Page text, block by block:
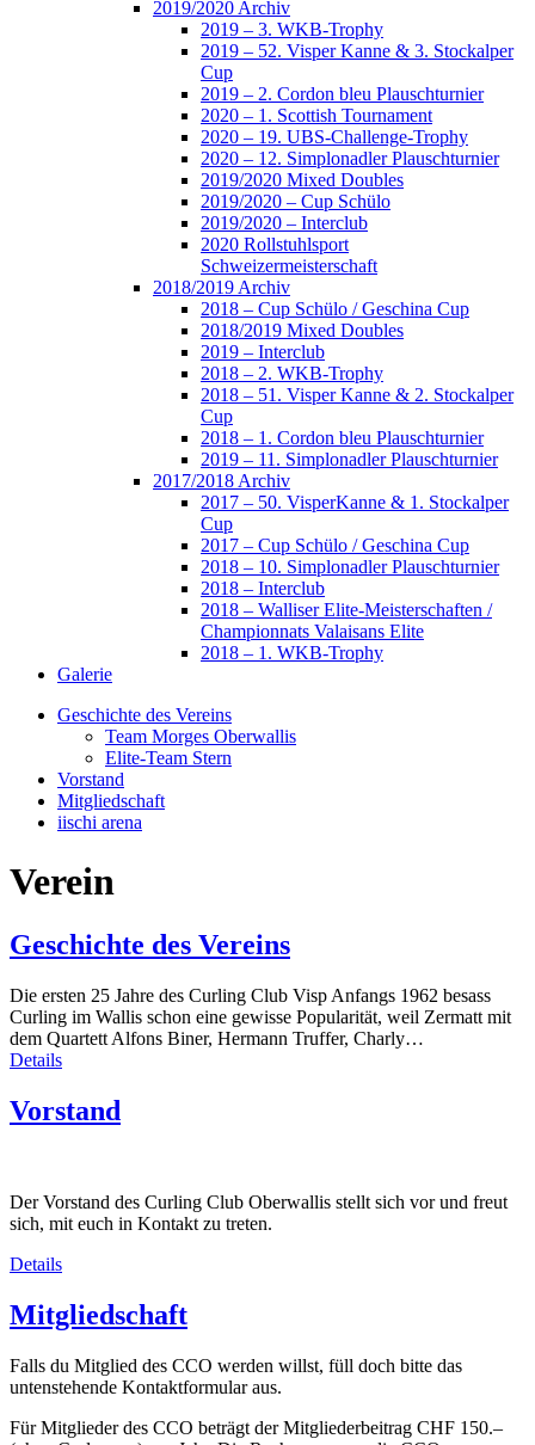
2019/2020 Archiv
2019 – 3. WKB-Trophy
2019 – 52. Visper Kanne & 3. Stockalper
Cup
2019 – 2. Cordon bleu Plauschturnier
2020 – 1. Scottish Tournament
2020 – 19. UBS-Challenge-Trophy
2020 – 12. Simplonadler Plauschturnier
2019/2020 Mixed Doubles
2019/2020 – Cup Schülo
2019/2020 – Interclub
2020 Rollstuhlsport
Schweizermeisterschaft
2018/2019 Archiv
2018 – Cup Schülo / Geschina Cup
2018/2019 Mixed Doubles
2019 – Interclub
2018 – 2. WKB-Trophy
2018 – 51. Visper Kanne & 2. Stockalper
Cup
2018 – 1. Cordon bleu Plauschturnier
2019 – 11. Simplonadler Plauschturnier
2017/2018 Archiv
2017 – 50. VisperKanne & 1. Stockalper
Cup
2017 – Cup Schülo / Geschina Cup
2018 – 10. Simplonadler Plauschturnier
2018 – Interclub
2018 – Walliser Elite-Meisterschaften /
Championnats Valaisans Elite
2018 – 1. WKB-Trophy
Galerie
Geschichte des Vereins
Team Morges Oberwallis
Elite-Team Stern
Vorstand
Mitgliedschaft
iischi arena
Verein
Geschichte des Vereins
Die ersten 25 Jahre des Curling Club Visp Anfangs 1962 besass
Curling im Wallis schon eine gewisse Popularität, weil Zermatt mit
dem Quartett Alfons Biner, Hermann Truffer, Charly…
Details
Vorstand
Der Vorstand des Curling Club Oberwallis stellt sich vor und freut
sich, mit euch in Kontakt zu treten.
Details
Mitgliedschaft
Falls du Mitglied des CCO werden willst, füll doch bitte das
untenstehende Kontaktformular aus.
Für Mitglieder des CCO beträgt der Mitgliederbeitrag CHF 150.–